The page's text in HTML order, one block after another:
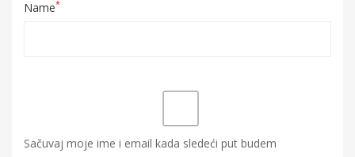
Name*
Sačuvaj moje ime i email kada sledeći put budem